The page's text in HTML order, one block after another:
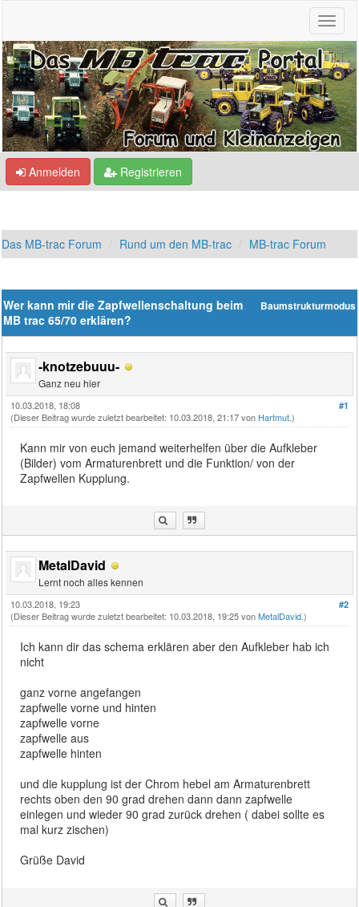
Anmelden Registrieren
Das MB-trac Forum Rund um den MB-trac MB-trac Forum
Baumstrukturmodus
Wer kann mir die Zapfwellenschaltung beim
MB trac 65/70 erklären?
-knotzebuuu-
Ganz neu hier
#1
10.03.2018, 18:08
(Dieser Beitrag wurde zuletzt bearbeitet: 10.03.2018, 21:17 von Hartmut.)
Kann mir von euch jemand weiterhelfen über die Aufkleber
(Bilder) vom Armaturenbrett und die Funktion/ von der
Zapfwellen Kupplung.
MetalDavid
Lernt noch alles kennen
#2
10.03.2018, 19:23
(Dieser Beitrag wurde zuletzt bearbeitet: 10.03.2018, 19:25 vonMetalDavid.)
Ich kann dir das schema erklären aber den Aufkleber hab ich
nicht
ganz vorne angefangen
zapfwelle vorne und hinten
zapfwelle vorne
zapfwelle aus
zapfwelle hinten
und die kupplung ist der Chrom hebel am Armaturenbrett
rechts oben den 90 grad drehen dann dann zapfwelle
einlegen und wieder 90 grad zurück drehen ( dabei sollte es
mal kurz zischen)
Grüße David